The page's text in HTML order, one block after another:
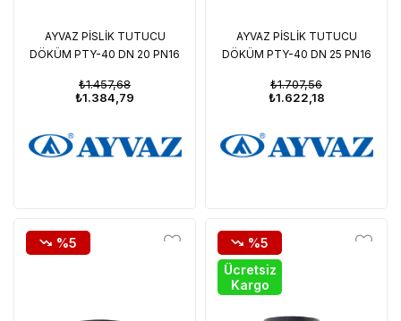
AYVAZ PİSLİK TUTUCU
DÖKÜM PTY-40 DN 20 PN16
₺1.384,79
₺1.457,68
AYVAZ PİSLİK TUTUCU
DÖKÜM PTY-40 DN 25 PN16
₺1.622,18
₺1.707,56
%5
%5
Ücretsiz
Kargo